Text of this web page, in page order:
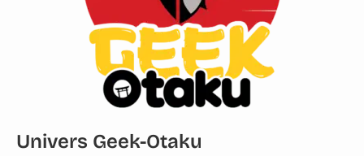
Univers Geek-Otaku